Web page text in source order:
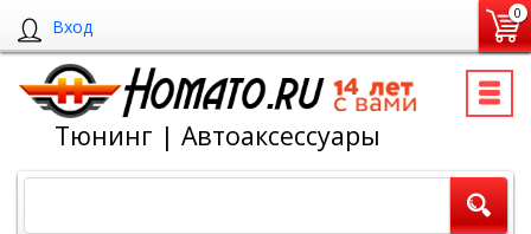
Вход
0
Тюнинг | Автоаксессуары